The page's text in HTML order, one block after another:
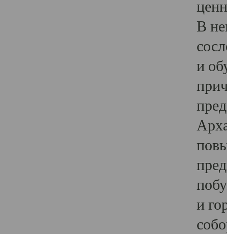
В
и
и